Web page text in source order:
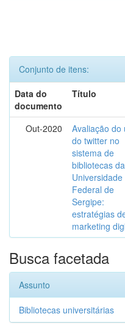
Conjunto de itens:
Data do
documento
Título
Out-2020
Avaliação do
do twitter no
sistema de
bibliotecas da
Universidade
Federal de
Sergipe:
estratégias
marketing
Busca facetada
Assunto
Bibliotecas universitárias